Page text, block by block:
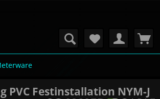
PVC Festinstallation NYM-J